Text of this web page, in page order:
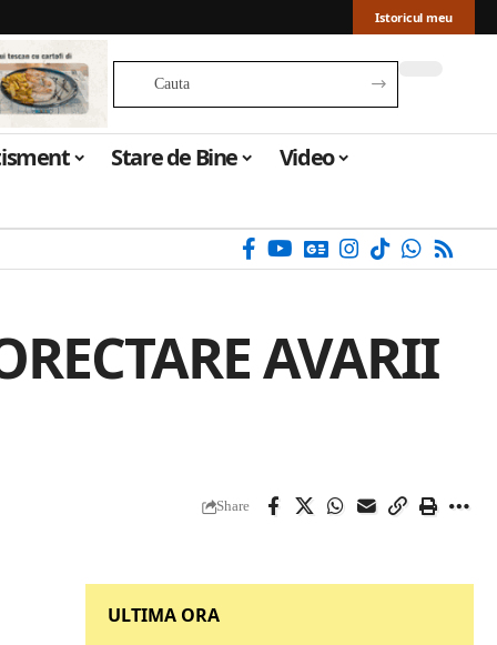
Istoricul meu
Stare de Bine
Video
AVARII
Share
‎‎‎‎‎‎‎ULTIMA ORA